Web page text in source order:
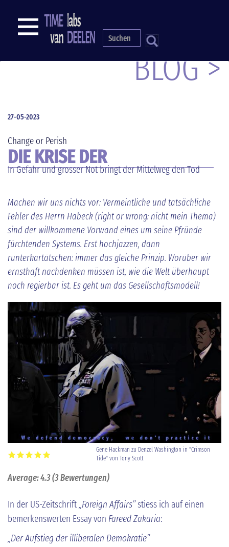
S
NAVIGATION
BLOG >
Change or Perish
DIE KRISE DER
DEMOKRATIE
In Gefahr und grosser Not bringt der Mittelweg den Tod
27-05-2023
Machen wir uns nichts vor: Vermeintliche und tatsächliche
Fehler des Herrn Habeck (right or wrong: nicht mein Thema)
sind der willkommene Vorwand eines um seine Pfründe
fürchtenden Systems. Erst hochjazzen, dann
runterkartätschen: immer das gleiche Prinzip. Worüber wir
ernsthaft nachdenken müssen ist, wie die Welt überhaupt
noch regierbar ist. Es geht um das Gesellschaftsmodell!
Gene Hackman zu Denzel Washington in "Crimson
Tide" von Tony Scott
Average:4.3(3Bewertungen)
In der US-Zeitschrift„Foreign Affairs”stiess ich auf einen
bemerkenswerten Essay von Fareed Zakaria:
„Der Aufstieg der illiberalen Demokratie”